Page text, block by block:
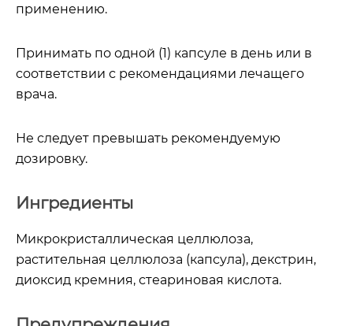
применению.
Принимать по одной (1) капсуле в день или в
соответствии с рекомендациями лечащего
врача.
Не следует превышать рекомендуемую
дозировку.
Ингредиенты
Микрокристаллическая целлюлоза,
растительная целлюлоза (капсула), декстрин,
диоксид кремния, стеариновая кислота.